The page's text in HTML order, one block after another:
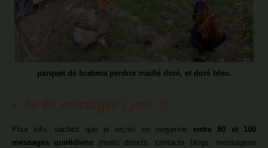
parquet de brahma perdrix maillé doré, et doré bleu.
Pour info, sachez que je reçois en moyenne entre 80 et 100
messages quotidiens (mails directs, contacts blogs, messagerie